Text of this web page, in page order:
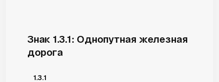
Знак 1.3.1: Однопутная железная
дорога
1.3.1